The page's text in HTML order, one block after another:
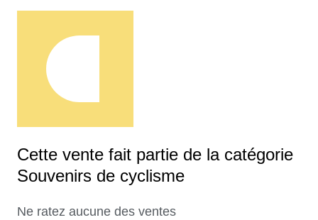
Cette vente fait partie de la catégorie
Souvenirs de cyclisme
Ne ratez aucune des ventes